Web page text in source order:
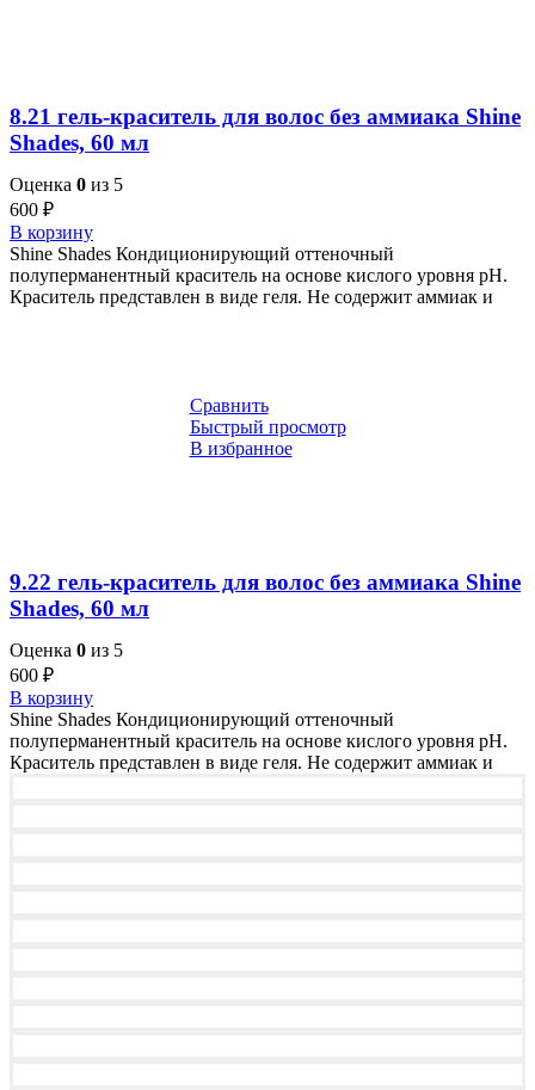
8.21 гель-краситель для волос без аммиака Shine
Shades, 60 мл
Оценка 0 из 5
600 ₽
В корзину
Shine Shades Кондиционирующий оттеночный
полуперманентный краситель на основе кислого уровня pH.
Краситель представлен в виде геля. Не содержит аммиак и
Сравнить
Быстрый просмотр
В избранное
9.22 гель-краситель для волос без аммиака Shine
Shades, 60 мл
Оценка 0 из 5
600 ₽
В корзину
Shine Shades Кондиционирующий оттеночный
полуперманентный краситель на основе кислого уровня pH.
Краситель представлен в виде геля. Не содержит аммиак и